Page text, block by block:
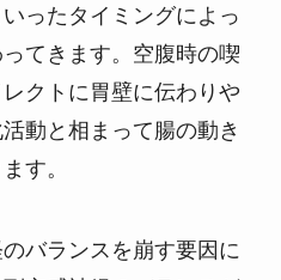
ったタイミングによっ
てきます。空腹時の喫
クトに胃壁に伝わりや
動と相まって腸の動き
す。
バランスを崩す要因に